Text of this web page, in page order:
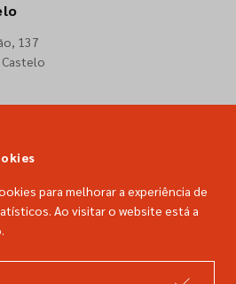
137
para melhorar a experiência de
Ao visitar o website está a